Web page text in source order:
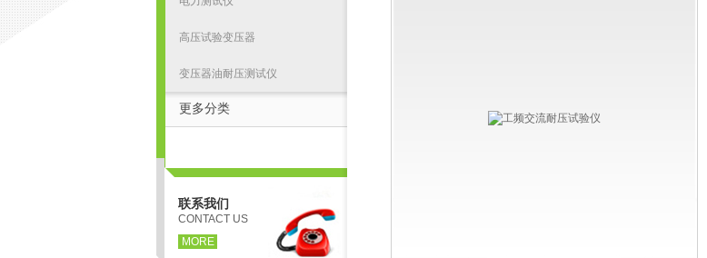
高压试验变压器
变压器油耐压测试仪
更多分类
联系我们
CONTACT US
MORE